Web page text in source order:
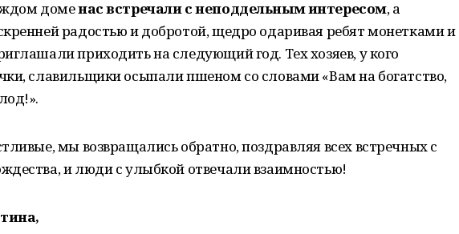
доменас встречали с неподдельным интересом, а
радостью и добротой, щедро одаривая ребят монетками и
приходить на следующий год. Тех хозяев, у кого
славильщики осыпали пшеном со словами «Вам на богатство,
мы возвращались обратно, поздравляя всех встречных с
и люди с улыбкой отвечали взаимностью!